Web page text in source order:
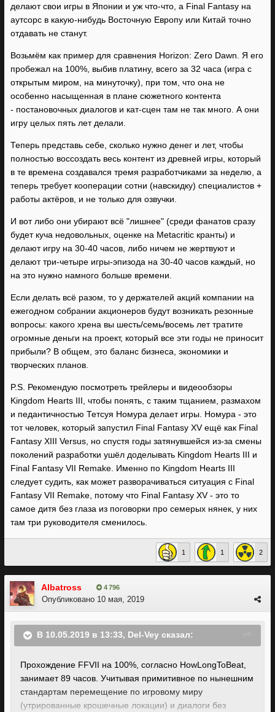
делают свои игры в Японии и уж что-что, а Final Fantasy на
аутсорс в какую-нибудь Восточную Европу или Китай точно
отдавать не станут.
Возьмём как пример для сравнения Horizon: Zero Dawn. Я его
пробежал на 100%, выбив платину, всего за 32 часа (игра с
открытым миром, на минуточку), при том, что она не
особенно насыщенная в плане сюжетного контента
- постановочных диалогов и кат-сцен там не так много. А они
игру целых пять лет делали.
Теперь представь себе, сколько нужно денег и лет, чтобы
полностью воссоздать весь контент из древней игры, который
в те времена создавался тремя разработчиками за неделю, а
теперь требует кооперации сотни (навскидку) специалистов +
работы актёров, и не только для озвучки.
И вот либо они убирают всё "лишнее" (среди фанатов сразу
будет куча недовольных, оценке на Metacritic кранты) и
делают игру на 30-40 часов, либо ничем не жертвуют и
делают три-четыре игры-эпизода на 30-40 часов каждый, но
на это нужно намного больше времени.
Если делать всё разом, то у держателей акций компании на
ежегодном собрании акционеров будут возникать резонные
вопросы: какого хрена вы шесть/семь/восемь лет тратите
огромные деньги на проект, который все эти годы не приносит
прибыли? В общем, это баланс бизнеса, экономики и
творческих планов.
P.S. Рекомендую посмотреть трейлеры и видеообзоры
Kingdom Hearts III, чтобы понять, с таким тщанием, размахом
и педантичностью Тетсуя Номура делает игры. Номура - это
тот человек, который запустил Final Fantasy XV ещё как Final
Fantasy XIII Versus, но спустя годы затянувшейся из-за смены
поколений разработки ушёл доделывать Kingdom Hearts III и
Final Fantasy VII Remake. Именно по Kingdom Hearts III
следует судить, как может разворачиваться ситуация с Final
Fantasy VII Remake, потому что Final Fantasy XV - это то
самое дитя без глаза из поговорки про семерых нянек, у них
там три руководителя сменилось.
1 1 2
Albatross 4 796
Опубликовано 10 мая, 2019
В 10.05.2019 в 13:33, Del-Vey сказал:
Прохождение FFVII на 100%, согласно HowLongToBeat,
занимает 89 часов. Учитывая примитивное по нынешним
стандартам перемещение по игровому миру
(утрированные крошечные локации) и диалоги без